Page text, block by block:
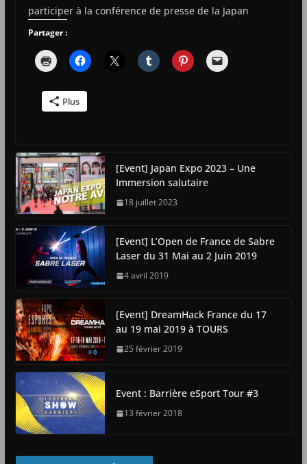
participer à la conférence de presse de la Japan
Partager :
Plus
[Event] Japan Expo 2023 – Une
Immersion salutaire
18 juillet 2023
[Event] L’Open de France de Sabre
Laser du 31 Mai au 2 Juin 2019
4 avril 2019
[Event] DreamHack France du 17
au 19 mai 2019 à TOURS
25 février 2019
Event : Barrière eSport Tour #3
13 février 2018